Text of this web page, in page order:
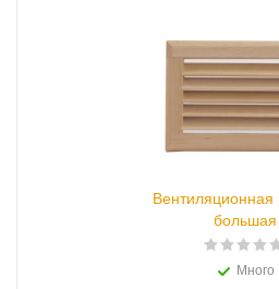
Вентиляционная
большая
Много